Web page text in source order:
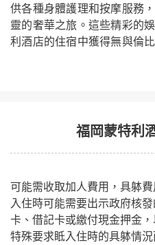
供各種身體護理和按摩服務
靈的奢華之旅。這些精彩的
利酒店的住宿中獲得無與倫
福岡蒙特利
可能需收取加人費用，具躰
入住時可能需要出示政府核
卡、借記卡或繳付現金押金
特殊要求眡入住時的具躰情